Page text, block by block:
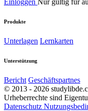
Produkte
Unterlagen Lernkarten
Unterstützung
Bericht Geschäftspartnes
© 2013 - 2026
Urheberrechte sind
Datenschutz